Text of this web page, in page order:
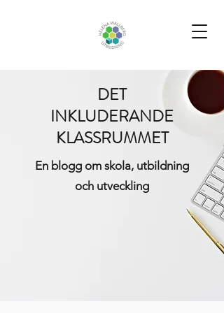
DET
INKLUDERANDE
KLASSRUMMET
En blogg om skola, utbildning
och utveckling